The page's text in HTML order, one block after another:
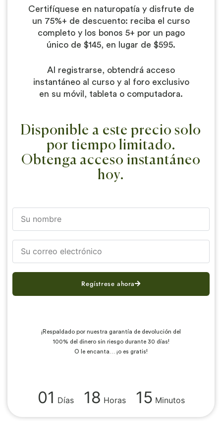
Certifíquese en naturopatía y disfrute de
un 75%+ de descuento: reciba el curso
completo y los bonos 5+ por un pago
único de $145, en lugar de $595.
Al registrarse, obtendrá acceso
instantáneo al curso y al foro exclusivo
en su móvil, tableta o computadora.
Disponible a este precio solo
por tiempo limitado.
Obtenga acceso instantáneo
hoy.
Regístrese ahora
¡Respaldado por nuestra garantía de devolución del
100% del dinero sin riesgo durante 30 días!
O le encanta… ¡o es gratis!
01 Días 18 Horas 15 Minutos
Ahorre + Obtenga acceso instantáneo hoy